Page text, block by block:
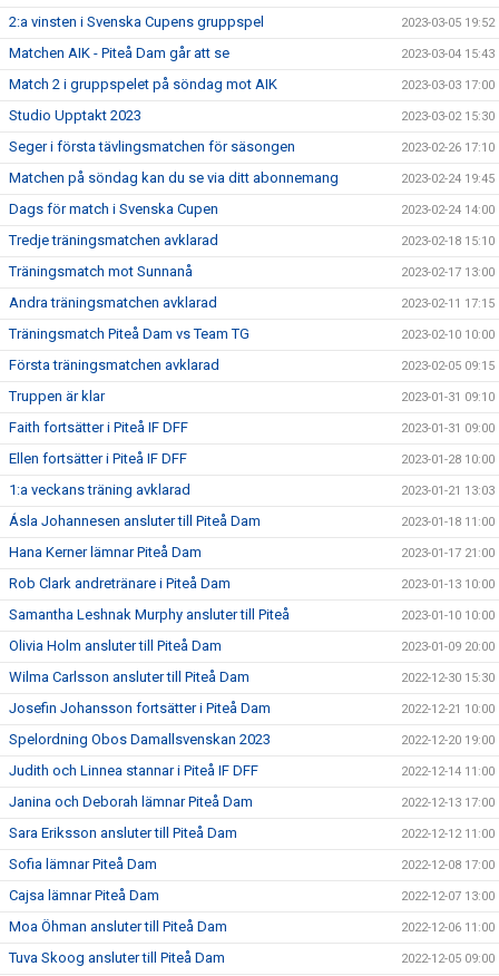
2:a vinsten i Svenska Cupens gruppspel 2023-03-05 19:52
Matchen AIK - Piteå Dam går att se 2023-03-04 15:43
Match 2 i gruppspelet på söndag mot AIK 2023-03-03 17:00
Studio Upptakt 2023 2023-03-02 15:30
Seger i första tävlingsmatchen för säsongen 2023-02-26 17:10
Matchen på söndag kan du se via ditt abonnemang 2023-02-24 19:45
Dags för match i Svenska Cupen 2023-02-24 14:00
Tredje träningsmatchen avklarad 2023-02-18 15:10
Träningsmatch mot Sunnanå 2023-02-17 13:00
Andra träningsmatchen avklarad 2023-02-11 17:15
Träningsmatch Piteå Dam vs Team TG 2023-02-10 10:00
Första träningsmatchen avklarad 2023-02-05 09:15
Truppen är klar 2023-01-31 09:10
Faith fortsätter i Piteå IF DFF 2023-01-31 09:00
Ellen fortsätter i Piteå IF DFF 2023-01-28 10:00
1:a veckans träning avklarad 2023-01-21 13:03
Ásla Johannesen ansluter till Piteå Dam 2023-01-18 11:00
Hana Kerner lämnar Piteå Dam 2023-01-17 21:00
Rob Clark andretränare i Piteå Dam 2023-01-13 10:00
Samantha Leshnak Murphy ansluter till Piteå 2023-01-10 10:00
Olivia Holm ansluter till Piteå Dam 2023-01-09 20:00
Wilma Carlsson ansluter till Piteå Dam 2022-12-30 15:30
Josefin Johansson fortsätter i Piteå Dam 2022-12-21 10:00
Spelordning Obos Damallsvenskan 2023 2022-12-20 19:00
Judith och Linnea stannar i Piteå IF DFF 2022-12-14 11:00
Janina och Deborah lämnar Piteå Dam 2022-12-13 17:00
Sara Eriksson ansluter till Piteå Dam 2022-12-12 11:00
Sofia lämnar Piteå Dam 2022-12-08 17:00
Cajsa lämnar Piteå Dam 2022-12-07 13:00
Moa Öhman ansluter till Piteå Dam 2022-12-06 11:00
Tuva Skoog ansluter till Piteå Dam 2022-12-05 09:00